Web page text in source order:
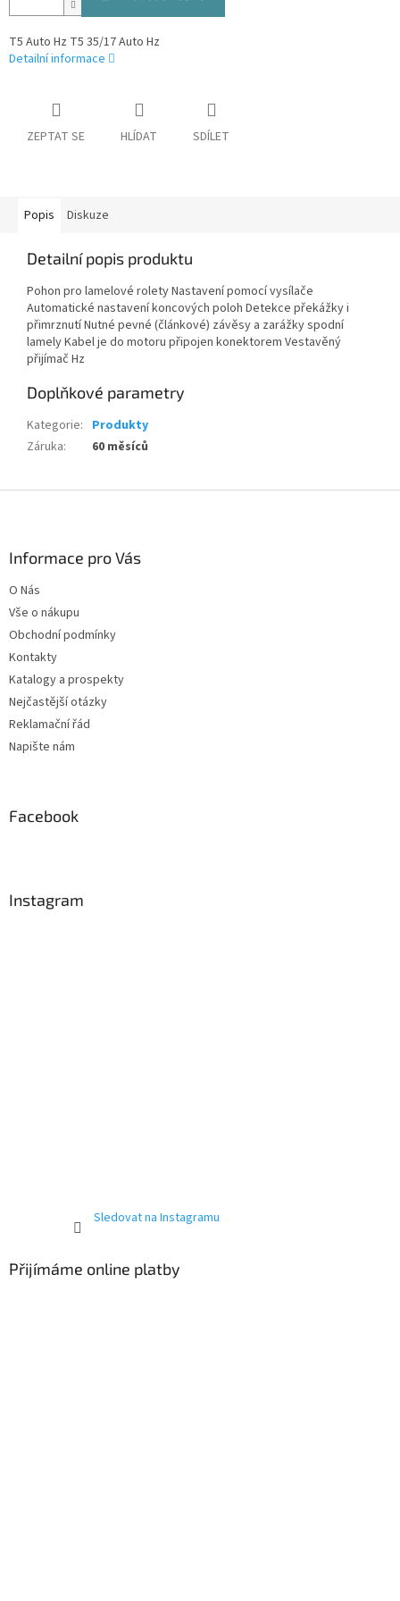
T5 Auto Hz T5 35/17 Auto Hz
Detailní informace
ZEPTAT SE HLÍDAT SDÍLET
Popis Diskuze
Detailní popis produktu
Pohon pro lamelové rolety Nastavení pomocí vysílače
Automatické nastavení koncových poloh Detekce překážky i
přimrznutí Nutné pevné (článkové) závěsy a zarážky spodní
lamely Kabel je do motoru připojen konektorem Vestavěný
přijímač Hz
Doplňkové parametry
Kategorie: Produkty
Záruka: 60 měsíců
Informace pro Vás
O Nás
Vše o nákupu
Obchodní podmínky
Kontakty
Katalogy a prospekty
Nejčastější otázky
Reklamační řád
Napište nám
Facebook
Instagram
Sledovat na Instagramu
Přijímáme online platby